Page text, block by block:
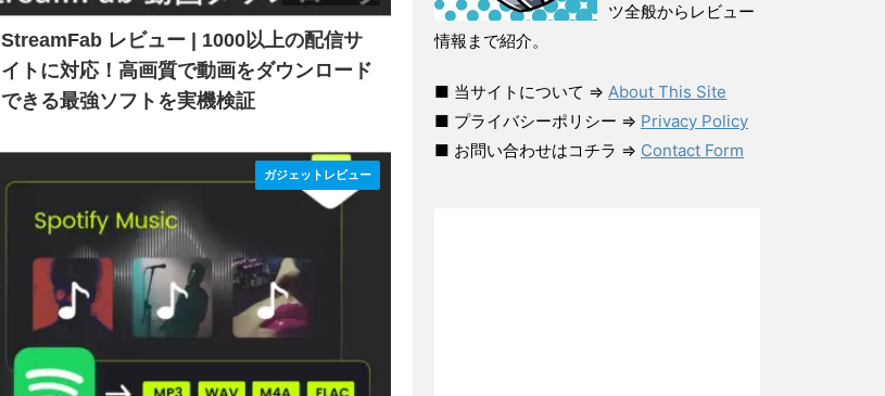
StreamFab レビュー | 1000以上の配信サ
イトに対応！高画質で動画をダウンロード
できる最強ソフトを実機検証
ガジェットレビュー
ツ全般からレビュー
情報まで紹介。
■ 当サイトについて ⇒ About This Site
■ プライバシーポリシー ⇒ Privacy Policy
■ お問い合わせはコチラ ⇒ Contact Form